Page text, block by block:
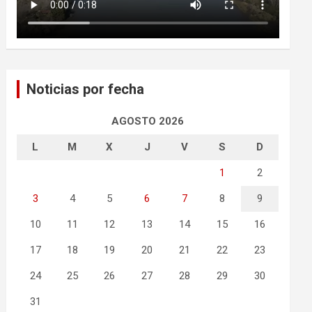
Noticias por fecha
AGOSTO 2026
L M X J V S D
1 2
3 4 5 6 7 8 9
10 11 12 13 14 15 16
17 18 19 20 21 22 23
24 25 26 27 28 29 30
31